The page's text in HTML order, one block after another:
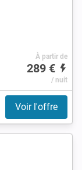
À partir de
289 €
/ nuit
Voir l'offre